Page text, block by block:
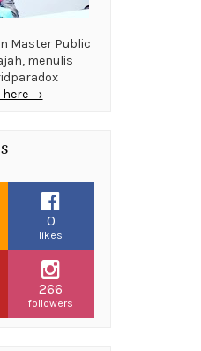
Master Public
menulis
here →
0
likes
266
followers